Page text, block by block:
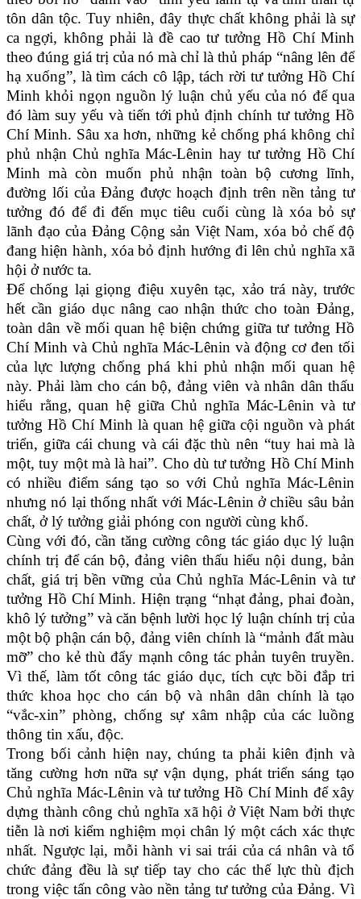
tôn dân tộc. Tuy nhiên, đây thực chất không phải là sự
ca ngợi, không phải là đề cao tư tưởng Hồ Chí Minh
theo đúng giá trị của nó mà chỉ là thủ pháp “nâng lên để
hạ xuống”, là tìm cách cô lập, tách rời tư tưởng Hồ Chí
Minh khỏi ngọn nguồn lý luận chủ yếu của nó để qua
đó làm suy yếu và tiến tới phủ định chính tư tưởng Hồ
Chí Minh. Sâu xa hơn, những kẻ chống phá không chỉ
phủ nhận Chủ nghĩa Mác-Lênin hay tư tưởng Hồ Chí
Minh mà còn muốn phủ nhận toàn bộ cương lĩnh,
đường lối của Đảng được hoạch định trên nền tảng tư
tưởng đó để đi đến mục tiêu cuối cùng là xóa bỏ sự
lãnh đạo của Đảng Cộng sản Việt Nam, xóa bỏ chế độ
đang hiện hành, xóa bỏ định hướng đi lên chủ nghĩa xã
hội ở nước ta.
Để chống lại giọng điệu xuyên tạc, xảo trá này, trước
hết cần giáo dục nâng cao nhận thức cho toàn Đảng,
toàn dân về mối quan hệ biện chứng giữa tư tưởng Hồ
Chí Minh và Chủ nghĩa Mác-Lênin và động cơ đen tối
của lực lượng chống phá khi phủ nhận mối quan hệ
này. Phải làm cho cán bộ, đảng viên và nhân dân thấu
hiểu rằng, quan hệ giữa Chủ nghĩa Mác-Lênin và tư
tưởng Hồ Chí Minh là quan hệ giữa cội nguồn và phát
triển, giữa cái chung và cái đặc thù nên “tuy hai mà là
một, tuy một mà là hai”. Cho dù tư tưởng Hồ Chí Minh
có nhiều điểm sáng tạo so với Chủ nghĩa Mác-Lênin
nhưng nó lại thống nhất với Mác-Lênin ở chiều sâu bản
chất, ở lý tưởng giải phóng con người cùng khổ.
Cùng với đó, cần tăng cường công tác giáo dục lý luận
chính trị để cán bộ, đảng viên thấu hiểu nội dung, bản
chất, giá trị bền vững của Chủ nghĩa Mác-Lênin và tư
tưởng Hồ Chí Minh. Hiện trạng “nhạt đảng, phai đoàn,
khô lý tưởng” và căn bệnh lười học lý luận chính trị của
một bộ phận cán bộ, đảng viên chính là “mảnh đất màu
mỡ” cho kẻ thù đẩy mạnh công tác phản tuyên truyền.
Vì thế, làm tốt công tác giáo dục, tích cực bồi đắp tri
thức khoa học cho cán bộ và nhân dân chính là tạo
“vắc-xin” phòng, chống sự xâm nhập của các luồng
thông tin xấu, độc.
Trong bối cảnh hiện nay, chúng ta phải kiên định và
tăng cường hơn nữa sự vận dụng, phát triển sáng tạo
Chủ nghĩa Mác-Lênin và tư tưởng Hồ Chí Minh để xây
dựng thành công chủ nghĩa xã hội ở Việt Nam bởi thực
tiễn là nơi kiểm nghiệm mọi chân lý một cách xác thực
nhất. Ngược lại, mỗi hành vi sai trái của cá nhân và tổ
chức đảng đều là sự tiếp tay cho các thế lực thù địch
trong việc tấn công vào nền tảng tư tưởng của Đảng. Vì